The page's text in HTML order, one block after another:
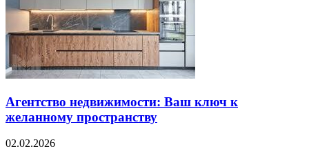
Агентство недвижимости: Ваш ключ к
желанному пространству
02.02.2026